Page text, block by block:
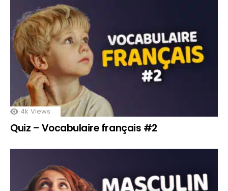
4k Views
Quiz – Vocabulaire français #2